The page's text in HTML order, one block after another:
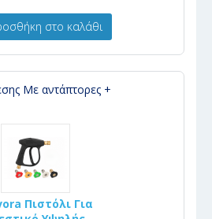
στο καλάθι
Με αντάπτορες +
Πιστόλι Για